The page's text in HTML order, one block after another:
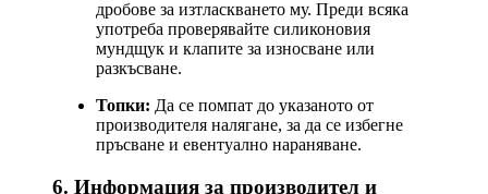
дробове за изтласкването му. Преди всяка
употреба проверявайте силиконовия
мундщук и клапите за износване или
разкъсване.
Топки: Да се помпат до указаното от
производителя налягане, за да се избегне
пръсване и евентуално нараняване.
6. Информация за производител и